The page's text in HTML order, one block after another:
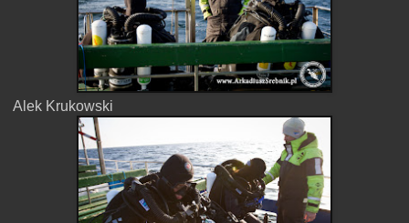
Alek Krukowski